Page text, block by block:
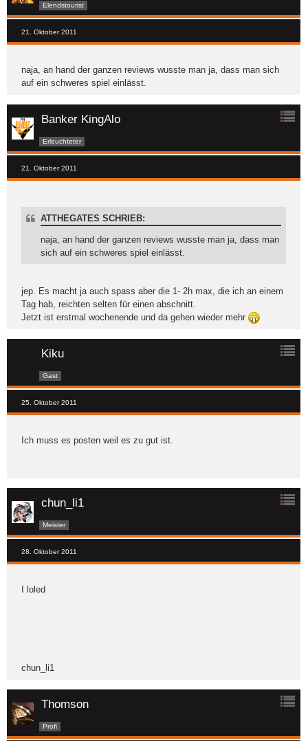
Elendstourist
21. Oktober 2011
naja, an hand der ganzen reviews wusste man ja, dass man sich
auf ein schweres spiel einlässt.
Banker KingAlo
Erleuchteter
21. Oktober 2011
ATTHEGATES SCHRIEB:
naja, an hand der ganzen reviews wusste man ja, dass man
sich auf ein schweres spiel einlässt.
jep. Es macht ja auch spass aber die 1- 2h max, die ich an einem
Tag hab, reichten selten für einen abschnitt.
Jetzt ist erstmal wochenende und da gehen wieder mehr
Kiku
Gast
25. Oktober 2011
Ich muss es posten weil es zu gut ist.
chun_li1
Meister
28. Oktober 2011
I loled
chun_li1
Thomson
Profi